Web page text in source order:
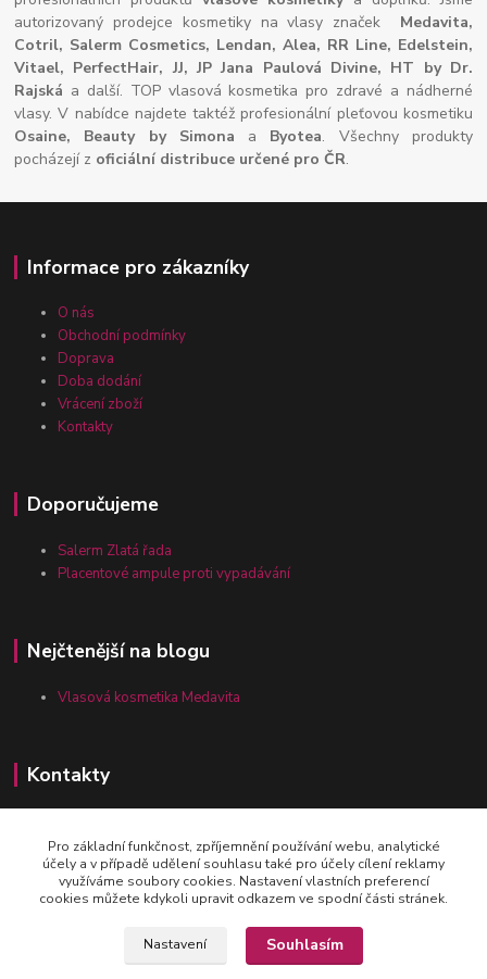
autorizovaný prodejce kosmetiky na vlasy značek Medavita,
Cotril, Salerm Cosmetics, Lendan, Alea, RR Line, Edelstein,
Vitael, PerfectHair, JJ, JP Jana Paulová Divine, HT by Dr.
Rajská a další. TOP vlasová kosmetika pro zdravé a nádherné
vlasy. V nabídce najdete taktéž profesionální pleťovou kosmetiku
Osaine, Beauty by Simona a Byotea. Všechny produkty
pocházejí z oficiální distribuce určené pro ČR.
Informace pro zákazníky
O nás
Obchodní podmínky
Doprava
Doba dodání
Vrácení zboží
Kontakty
Doporučujeme
Salerm Zlatá řada
Placentové ampule proti vypadávání
Nejčtenější na blogu
Vlasová kosmetika Medavita
Kontakty
Zákaznická linka vlasy-24.cz
+420 777 164 090
Pro základní funkčnost, zpříjemnění používání webu, analytické
účely a v případě udělení souhlasu také pro účely cílení reklamy
využíváme soubory cookies. Nastavení vlastních preferencí
cookies můžete kdykoli upravit odkazem ve spodní části stránek.
Nastavení Souhlasím